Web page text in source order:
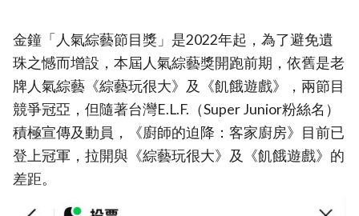
金鐘「人氣綜藝節目獎」是2022年起，為了避免遺
珠之憾而增設，本屆人氣綜藝獎開跑前期，依舊是老
牌人氣綜藝《綜藝玩很大》及《飢餓遊戲》，兩節目
競爭冠亞，但隨著台灣E.L.F.（Super Junior粉絲名）
積極宣傳及動員，《廚師的迫降：客家廚房》目前已
登上冠軍，拉開與《綜藝玩很大》及《飢餓遊戲》的
差距。